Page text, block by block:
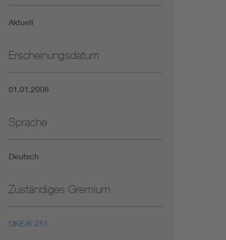
Aktuell
Erscheinungsdatum
01.01.2008
Sprache
Deutsch
Zuständiges Gremium
DKE/K 251